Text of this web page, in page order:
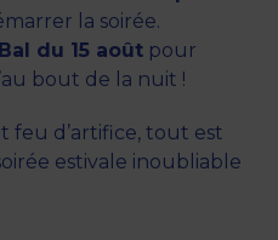
la soirée.
Bal du 15 août pour
bout de la nuit !
feu d’artifice, tout est
estivale inoubliable